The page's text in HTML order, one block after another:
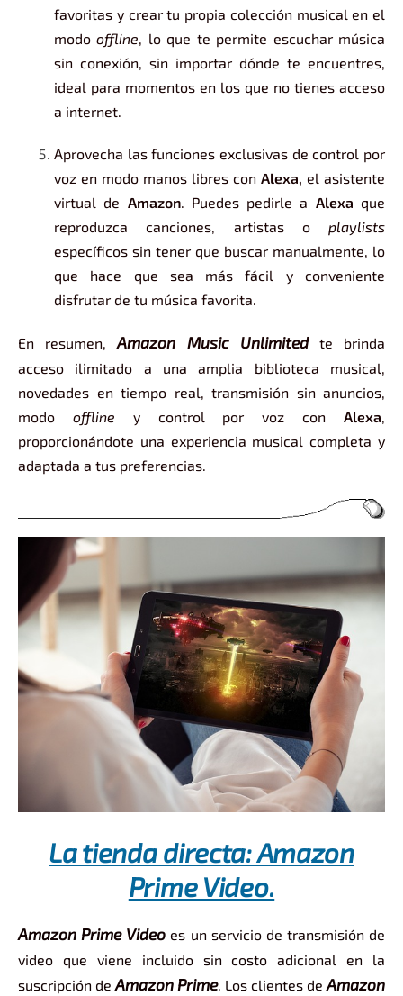
favoritas y crear tu propia colección musical en el
modooffline, lo que te permite escuchar música
sin conexión, sin importar dónde te encuentres,
ideal para momentos en los que no tienes acceso
a internet.
Aprovecha las funciones exclusivas de control por
voz en modo manos libres con Alexa, el asistente
virtual de Amazon. Puedes pedirle a Alexa que
reproduzca canciones, artistas oplaylists
específicos sin tener que buscar manualmente, lo
que hace que sea más fácil y conveniente
disfrutar de tu música favorita.
En resumen,Amazon Music Unlimited te brinda
acceso ilimitado a una amplia biblioteca musical,
novedades en tiempo real, transmisión sin anuncios,
modo offline y control por voz con Alexa,
proporcionándote una experiencia musical completa y
adaptada a tus preferencias.
La tienda directa: Amazon
Prime Video.
Amazon Prime Videoes un servicio de transmisión de
video que viene incluido sin costo adicional en la
suscripción de Amazon Prime. Los clientes de Amazon